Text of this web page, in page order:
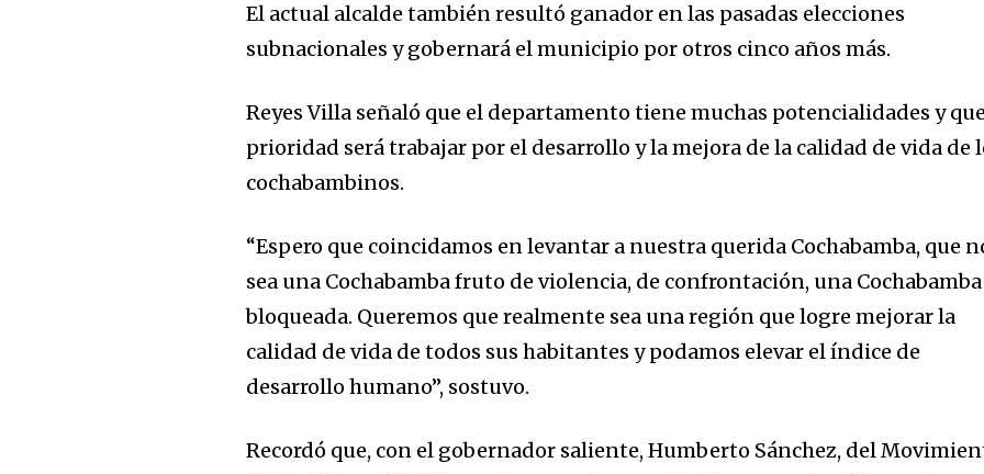
Join our community of
SUBSCRIBERS and be part
of the conversation.
To subscribe, simply enter your email address on our website or click
the subscribe button below. Don't worry, we respect your privacy and
El actual alcalde también resultó ganador en las pasadas elecciones
subnacionales y gobernará el municipio por otros cinco años más.
Reyes Villa señaló que el departamento tiene muchas potencialidades y
prioridad será trabajar por el desarrollo y la mejora de la calidad de vida de
cochabambinos.
“Espero que coincidamos en levantar a nuestra querida Cochabamba, que
sea una Cochabamba fruto de violencia, de confrontación, una Cochabamba
bloqueada. Queremos que realmente sea una región que logre mejorar la
calidad de vida de todos sus habitantes y podamos elevar el índice de
desarrollo humano”, sostuvo.
Recordó que, con el gobernador saliente, Humberto Sánchez, del